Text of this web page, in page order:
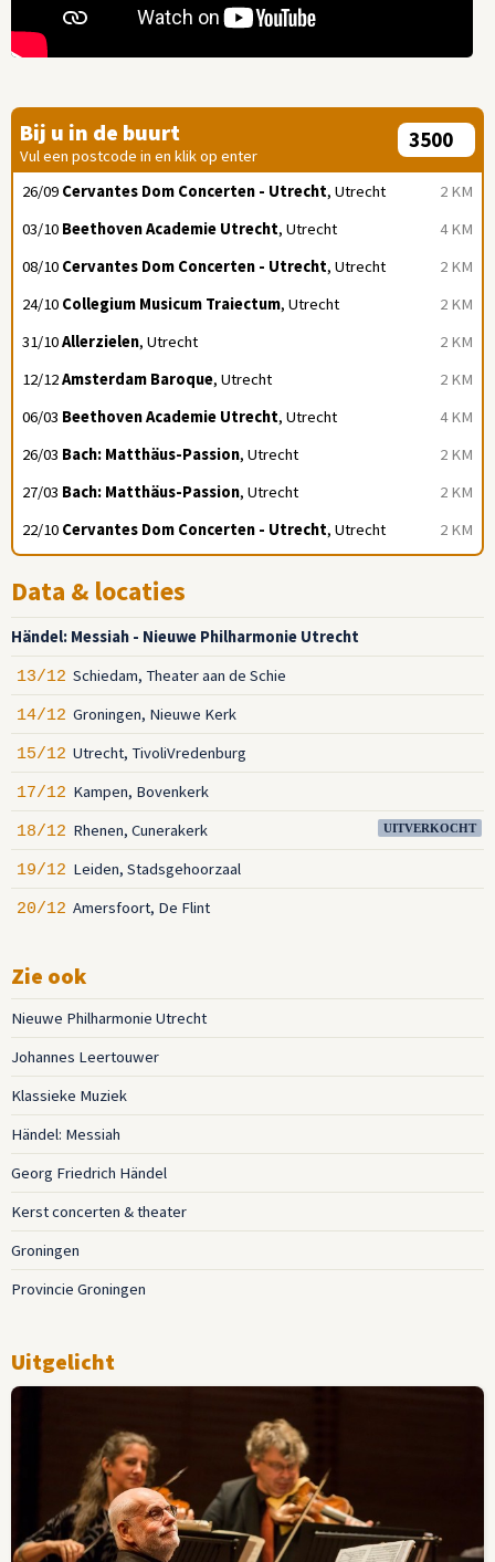
Bij u in de buurt
Vul een postcode in en klik op enter
2 KM
26/09 Cervantes Dom Concerten - Utrecht, Utrecht
4 KM
03/10 Beethoven Academie Utrecht, Utrecht
2 KM
08/10 Cervantes Dom Concerten - Utrecht, Utrecht
2 KM
24/10 Collegium Musicum Traiectum, Utrecht
2 KM
31/10Allerzielen, Utrecht
2 KM
12/12Amsterdam Baroque, Utrecht
4 KM
06/03 Beethoven Academie Utrecht, Utrecht
2 KM
26/03 Bach: Matthäus-Passion, Utrecht
2 KM
27/03 Bach: Matthäus-Passion, Utrecht
2 KM
22/10 Cervantes Dom Concerten - Utrecht, Utrecht
Data & locaties
Händel: Messiah - Nieuwe Philharmonie Utrecht
13/12 Schiedam, Theater aan de Schie
14/12 Groningen, Nieuwe Kerk
15/12 Utrecht, TivoliVredenburg
17/12 Kampen, Bovenkerk
UITVERKOCHT
18/12 Rhenen, Cunerakerk
19/12 Leiden, Stadsgehoorzaal
20/12 Amersfoort, De Flint
Zie ook
Nieuwe Philharmonie Utrecht
Johannes Leertouwer
Klassieke Muziek
Händel: Messiah
Georg Friedrich Händel
Kerst concerten & theater
Groningen
Provincie Groningen
Uitgelicht